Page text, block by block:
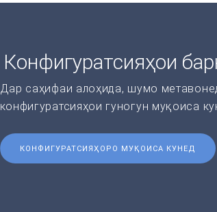
Конфигуратсияҳои
Дар саҳифаи алоҳида, шумо
конфигуратсияҳои гуногун муқоиса
КОНФИГУРАТСИЯҲОРО МУҚОИСА КУНЕД